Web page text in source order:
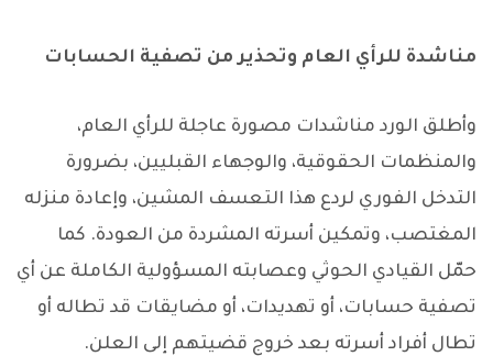
مناشدة للرأي العام وتحذير من تصفية الحسابات
وأطلق الورد مناشدات مصورة عاجلة للرأي العام،
والمنظمات الحقوقية، والوجهاء القبليين، بضرورة
التدخل الفوري لردع هذا التعسف المشين، وإعادة منزله
المغتصب، وتمكين أسرته المشردة من العودة. كما
حمّل القيادي الحوثي وعصابته المسؤولية الكاملة عن أي
تصفية حسابات، أو تهديدات، أو مضايقات قد تطاله أو
تطال أفراد أسرته بعد خروج قضيتهم إلى العلن.